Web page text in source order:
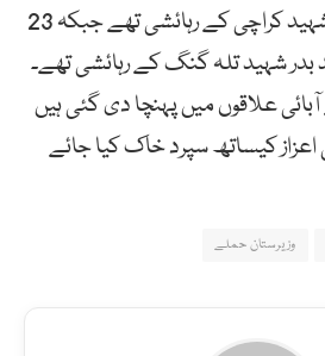
کرنل سید کاشف علی شہید کراچی کے رہائشی تھے جبکہ 23
شہید تلہ گنگ کے رہائشی تھے۔
علاقوں میں پہنچا دی گئی ہیں
کیساتھ سپرد خاک کیا جائے
وزیرستان حملے